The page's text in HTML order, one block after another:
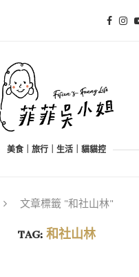
美食｜旅行｜生活｜貓貓控
文章標籤 "和社山林"
TAG:和社山林